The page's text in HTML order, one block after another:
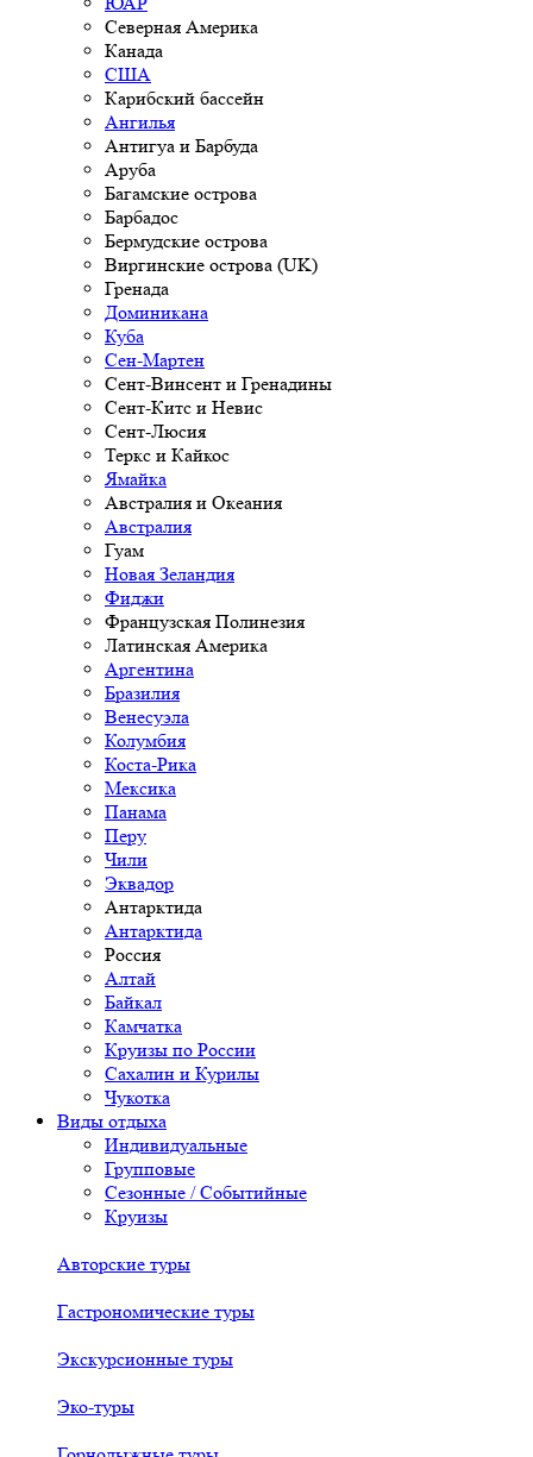
Северная Америка
Канада
США
Карибский бассейн
Ангилья
Антигуа и Барбуда
Аруба
Багамские острова
Барбадос
Бермудские острова
Виргинские острова (UK)
Гренада
Доминикана
Куба
Сен-Мартен
Сент-Винсент и Гренадины
Сент-Китс и Невис
Сент-Люсия
Теркс и Кайкос
Ямайка
Австралия и Океания
Австралия
Гуам
Новая Зеландия
Фиджи
Французская Полинезия
Латинская Америка
Аргентина
Бразилия
Венесуэла
Колумбия
Коста-Рика
Мексика
Панама
Перу
Чили
Эквадор
Антарктида
Антарктида
Россия
Алтай
Байкал
Камчатка
Круизы по России
Сахалин и Курилы
Чукотка
Виды отдыха
Индивидуальные
Групповые
Сезонные / Событийные
Круизы
Авторские туры
Гастрономические туры
Экскурсионные туры
Эко-туры